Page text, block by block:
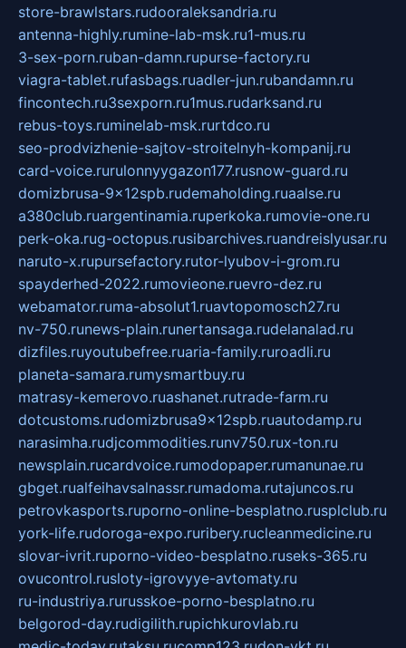
store-brawlstars.rudooraleksandria.ru
antenna-highly.rumine-lab-msk.ru1-mus.ru
3-sex-porn.ruban-damn.rupurse-factory.ru
viagra-tablet.rufasbags.ruadler-jun.rubandamn.ru
fincontech.ru3sexporn.ru1mus.rudarksand.ru
rebus-toys.ruminelab-msk.rurtdco.ru
seo-prodvizhenie-sajtov-stroitelnyh-kompanij.ru
card-voice.rurulonnyygazon177.rusnow-guard.ru
domizbrusa-9x12spb.rudemaholding.ruaalse.ru
a380club.ruargentinamia.ruperkoka.rumovie-one.ru
perk-oka.rug-octopus.rusibarchives.ruandreislyusar.ru
naruto-x.rupursefactory.rutor-lyubov-i-grom.ru
spayderhed-2022.rumovieone.ruevro-dez.ru
webamator.ruma-absolut1.ruavtopomosch27.ru
nv-750.runews-plain.runertansaga.rudelanalad.ru
dizfiles.ruyoutubefree.ruaria-family.ruroadli.ru
planeta-samara.rumysmartbuy.ru
matrasy-kemerovo.ruashanet.rutrade-farm.ru
dotcustoms.rudomizbrusa9x12spb.ruautodamp.ru
narasimha.rudjcommodities.runv750.rux-ton.ru
newsplain.rucardvoice.rumodopaper.rumanunae.ru
gbget.rualfeihavsalnassr.rumadoma.rutajuncos.ru
petrovkasports.ruporno-online-besplatno.rusplclub.ru
york-life.rudoroga-expo.ruribery.rucleanmedicine.ru
slovar-ivrit.ruporno-video-besplatno.ruseks-365.ru
ovucontrol.rusloty-igrovyye-avtomaty.ru
ru-industriya.rurusskoe-porno-besplatno.ru
belgorod-day.rudigilith.rupichkurovlab.ru